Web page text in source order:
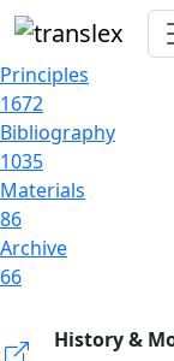
Principles
1672
Bibliography
1035
Materials
86
Archive
66
History &